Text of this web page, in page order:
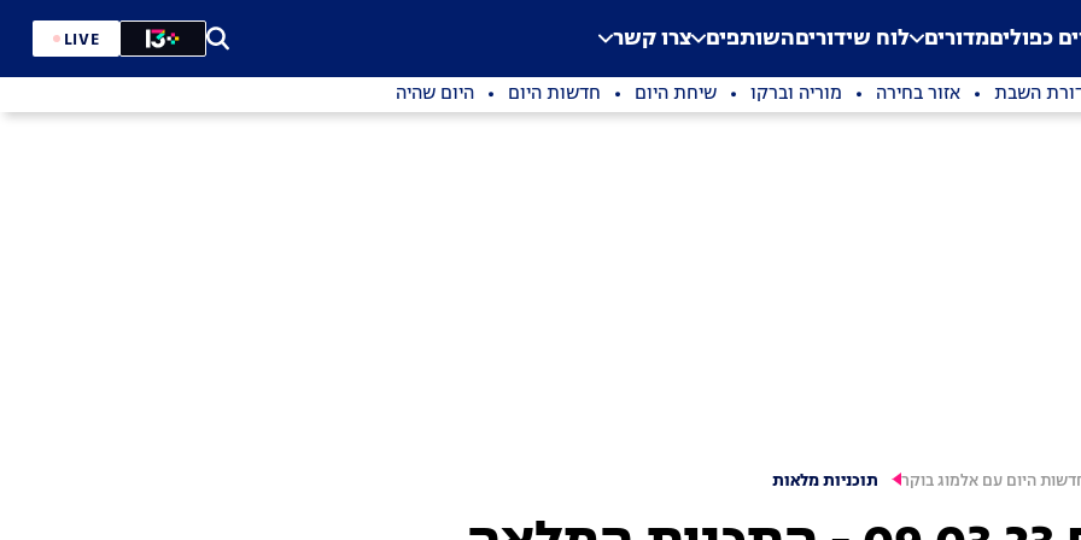
Application error: a
. כפוליםמדורים לוח שידוריםהשותפים צרו קשר LIVE
השבת אזור בחירה מוריה וברקו שיחת היום חדשות היום היום שהיה
היום עם אלמוג בוקר תוכניות מלאות